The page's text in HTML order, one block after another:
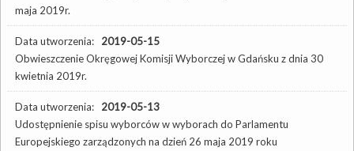
maja 2019r.
Data utworzenia: 2019-05-15
Obwieszczenie Okręgowej Komisji Wyborczej w Gdańsku z dnia 30
kwietnia 2019r.
Data utworzenia: 2019-05-13
Udostępnienie spisu wyborców w wyborach do Parlamentu
Europejskiego zarządzonych na dzień 26 maja 2019 roku